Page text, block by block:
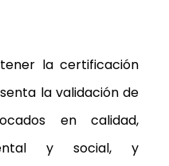
la certificación
la validación de
en calidad,
y social, y